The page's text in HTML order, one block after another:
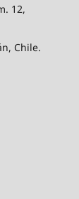
12,
Chile.